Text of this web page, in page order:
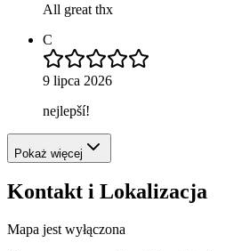
All great thx
C
9 lipca 2026
nejlepší!
Pokaż więcej
Kontakt i Lokalizacja
Mapa jest wyłączona